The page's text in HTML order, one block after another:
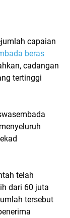
capaian
beras
cadangan
tertinggi
telah
dari 60 juta
tersebut